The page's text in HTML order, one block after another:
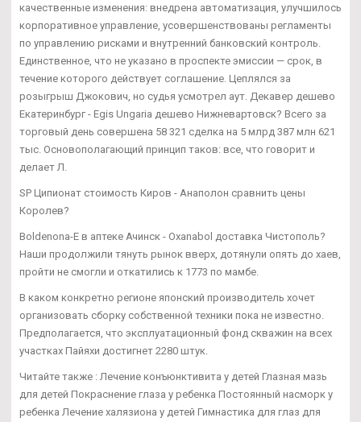
качественные изменения: внедрена автоматизация, улучшилось
корпоративное управление, усовершенствованы регламенты
по управлению рисками и внутренний банковский контроль.
Единственное, что не указано в проспекте эмиссии — срок, в
течение которого действует соглашение. Цеплялся за
розыгрыш Джокович, но судья усмотрел аут. Декавер дешево
Екатеринбург - Egis Ungaria дешево Нижневартовск? Всего за
торговый день совершена 58 321 сделка на 5 млрд 387 млн 621
тыс. Основополагающий принцип таков: все, что говорит и
делает Л.
SP Ципионат стоимость Киров - Анаполон сравнить цены
Королев?
Boldenona-E в аптеке Ачинск - Oxanabol доставка Чистополь?
Наши продолжили тянуть рынок вверх, дотянули опять до хаев,
пройти не смогли и откатились к 1773 по мамбе.
В каком конкретно регионе японский производитель хочет
организовать сборку собственной техники пока не известно.
Предполагается, что эксплуатационный фонд скважин на всех
участках Пайяхи достигнет 2280 штук.
Читайте также : Лечение конъюнктивита у детей Глазная мазь
для детей Покраснение глаза у ребенка Постоянный насморк у
ребенка Лечение халязиона у детей Гимнастика для глаз для